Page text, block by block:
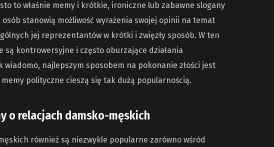
to właśnie memy i krótkie, ironiczne lub zabawne slogany
stanowią możliwość wyrażenia swojej opinii na temat
jej reprezentantów w krótki i zwięzły sposób. W ten
są kontrowersyjne i często oburzające działania
najlepszym sposobem na pokonanie złości jest
polityczne cieszą się tak dużą popularnością.
o relacjach damsko-męskich
również są niezwykle popularne zarówno wśród